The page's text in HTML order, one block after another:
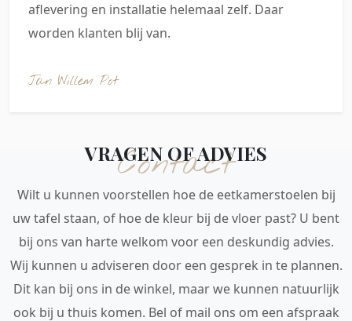
aflevering en installatie helemaal zelf. Daar
worden klanten blij van.
Jan Willem Pot
Contact
VRAGEN OF ADVIES
Wilt u kunnen voorstellen hoe de eetkamerstoelen bij
uw tafel staan, of hoe de kleur bij de vloer past? U bent
bij ons van harte welkom voor een deskundig advies.
Wij kunnen u adviseren door een gesprek in te plannen.
Dit kan bij ons in de winkel, maar we kunnen natuurlijk
ook bij u thuis komen. Bel of mail ons om een afspraak